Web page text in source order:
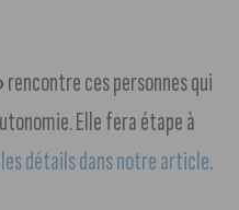
rencontre ces personnes qui
Elle fera étape à
détails dans notre article.